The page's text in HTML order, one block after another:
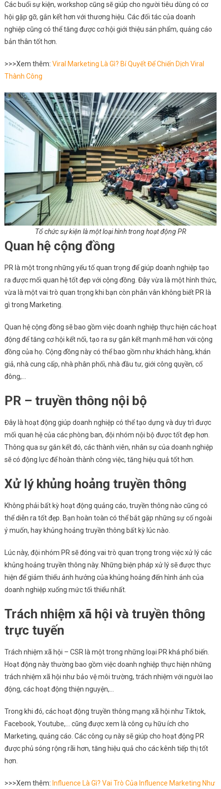
Các buổi sự kiện, workshop cũng sẽ giúp cho người tiêu dùng có cơ
hội gặp gỡ, gắn kết hơn với thương hiệu. Các đối tác của doanh
nghiệp cũng có thể tăng được cơ hội giới thiệu sản phẩm, quảng cáo
bản thân tốt hơn.
>>>Xem thêm: Viral Marketing Là Gì? Bí Quyết Để Chiến Dịch Viral
Thành Công
Tổ chức sự kiện là một loại hình trong hoạt động PR
Quan hệ cộng đồng
PR là một trong những yếu tố quan trọng để giúp doanh nghiệp tạo
ra được mối quan hệ tốt đẹp với cộng đồng. Đây vừa là một hình thức,
vừa là một vai trò quan trọng khi bạn còn phân vân không biết PR là
gì trong Marketing.
Quan hệ cộng đồng sẽ bao gồm việc doanh nghiệp thực hiện các hoạt
động để tăng cơ hội kết nối, tạo ra sự gắn kết mạnh mẽ hơn với cộng
đồng của họ. Cộng đồng này có thể bao gồm như khách hàng, khán
giả, nhà cung cấp, nhà phân phối, nhà đầu tư, giới công quyền, cổ
đông,…
PR – truyền thông nội bộ
Đây là hoạt động giúp doanh nghiệp có thể tạo dựng và duy trì được
mối quan hệ của các phòng ban, đội nhóm nội bộ được tốt đẹp hơn.
Thông qua sự gắn kết đó, các thành viên, nhân sự của doanh nghiệp
sẽ có động lực để hoàn thành công việc, tăng hiệu quả tốt hơn.
Xử lý khủng hoảng truyền thông
Không phải bất kỳ hoạt động quảng cáo, truyền thông nào cũng có
thể diễn ra tốt đẹp. Bạn hoàn toàn có thể bắt gặp những sự cố ngoài
ý muốn, hay khủng hoảng truyền thông bất kỳ lúc nào.
Lúc này, đội nhóm PR sẽ đóng vai trò quan trọng trong việc xử lý các
khủng hoảng truyền thông này. Những biện pháp xử lý sẽ được thực
hiện để giảm thiểu ảnh hưởng của khủng hoảng đến hình ảnh của
doanh nghiệp xuống mức tối thiểu nhất.
Trách nhiệm xã hội và truyền thông
trực tuyến
Trách nhiệm xã hội – CSR là một trong những loại PR khá phổ biến.
Hoạt động này thường bao gồm việc doanh nghiệp thực hiện những
trách nhiệm xã hội như bảo vệ môi trường, trách nhiệm với người lao
động, các hoạt động thiện nguyện,…
Trong khi đó, các hoạt động truyền thông mạng xã hội như Tiktok,
Facebook, Youtube,… cũng được xem là công cụ hữu ích cho
Marketing, quảng cáo. Các công cụ này sẽ giúp cho hoạt động PR
được phủ sóng rộng rãi hơn, tăng hiệu quả cho các kênh tiếp thị tốt
hơn.
>>>Xem thêm: Influence Là Gì? Vai Trò Của Influence Marketing Như